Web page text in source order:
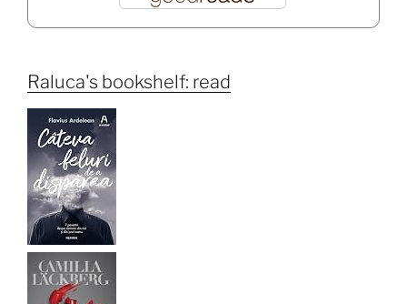
Raluca's bookshelf: read